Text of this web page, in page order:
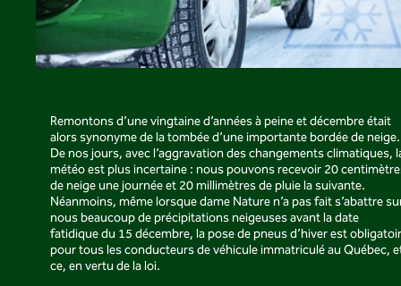
Remontons d’une vingtaine d’années à peine et décembre était
alors synonyme de la tombée d’une importante bordée de neige.
De nos jours, avec l’aggravation des changements climatiques,
météo est plus incertaine : nous pouvons recevoir 20
de neige une journée et 20 millimètres de pluie la suivante.
Néanmoins, même lorsque dame Nature n’a pas fait s’abattre
nous beaucoup de précipitations neigeuses avant la date
fatidique du 15 décembre, la pose de pneus d’hiver est
pour tous les conducteurs de véhicule immatriculé au Québec,
ce, en vertu de la loi.